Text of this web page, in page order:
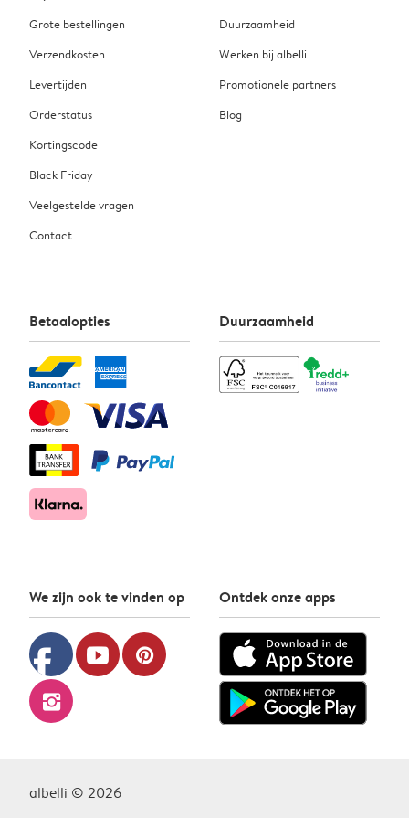
Grote bestellingen
Verzendkosten
Levertijden
Orderstatus
Kortingscode
Black Friday
Veelgestelde vragen
Contact
Duurzaamheid
Werken bij albelli
Promotionele partners
Blog
Betaalopties Duurzaamheid
We zijn ook te vinden op
facebook youtube pinterest
instagram
Ontdek onze apps
albelli © 2026